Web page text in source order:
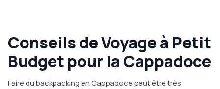
Conseils de Voyage à Petit
Budget pour la Cappadoce
Faire du backpacking en Cappadoce peut être très